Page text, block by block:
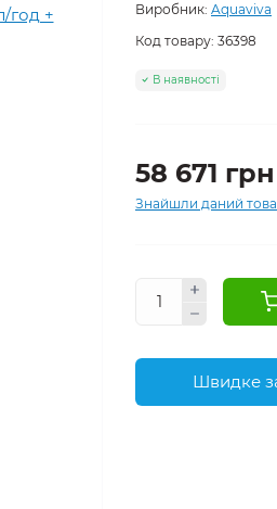
Виробник: Aquaviva
Код товару: 36398
В наявності
58 671 грн
Знайшли даний
Швидке